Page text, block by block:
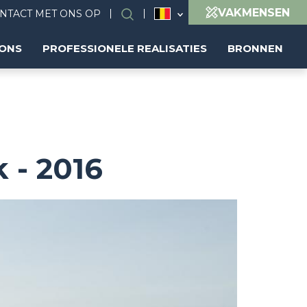
MET ONS OP Search VAKMENSEN
PROFESSIONELE REALISATIES BRONNEN
- 2016